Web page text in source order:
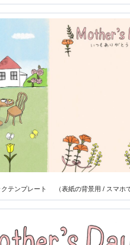
テンプレート （表紙の背景用 / スマホで